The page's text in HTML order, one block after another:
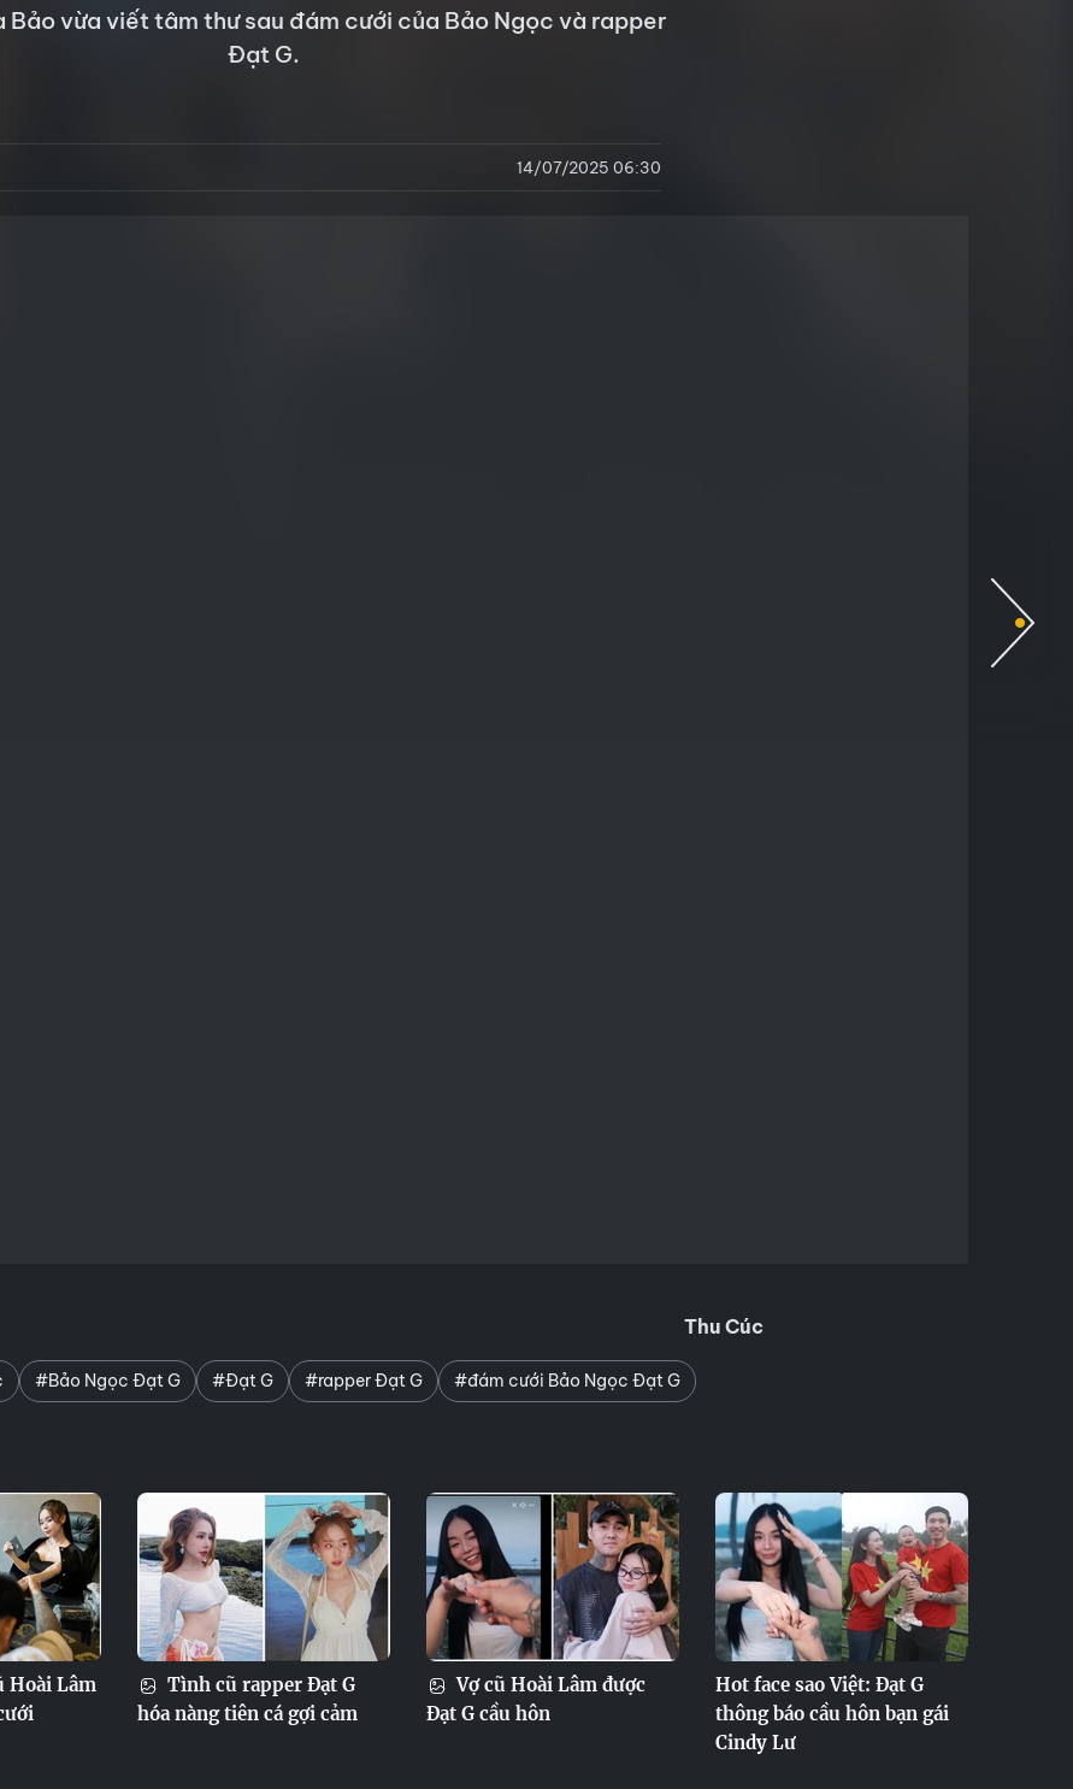
Bảo vừa viết tâm thư sau đám cưới của Bảo Ngọc và rapper
Đạt G.
14/07/2025 06:30
Thu Cúc
#Bảo Ngọc Đạt G #Đạt G #rapper Đạt G #đám cưới Bảo Ngọc Đạt G
Hoài Lâm
Tình cũ rapper Đạt G
hóa nàng tiên cá gợi cảm
Vợ cũ Hoài Lâm được
Đạt G cầu hôn
Hot face sao Việt: Đạt G
thông báo cầu hôn bạn gái
Cindy Lư